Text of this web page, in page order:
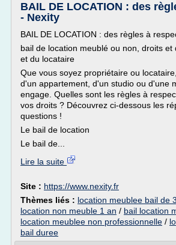
BAIL DE LOCATION : des
- Nexity
BAIL DE LOCATION : des règles à
bail de location meublé ou non, droits et
et du locataire
Que vous soyez propriétaire ou
d'un appartement, d'un studio ou d'une
engage. Quelles sont les règles à
vos droits ? Découvrez ci-dessous les
questions !
Le bail de location
Le bail de...
Lire la suite
Site : https://www.nexity.fr
Thèmes liés : location meublee bail de
location non meuble 1 an / bail location
location meublee non professionnelle /
bail duree